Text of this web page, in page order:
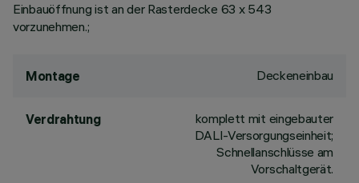
Einbauöffnung ist an der Rasterdecke 63 x 543
vorzunehmen.;
Montage Deckeneinbau
Verdrahtung
komplett mit eingebauter
DALI-Versorgungseinheit;
Schnellanschlüsse am
Vorschaltgerät.